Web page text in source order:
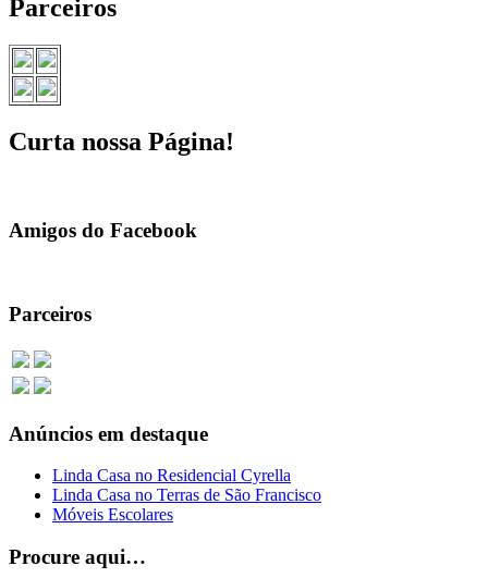
Parceiros
Curta nossa Página!
Amigos do Facebook
Parceiros
Anúncios em destaque
Linda Casa no Residencial Cyrella
Linda Casa no Terras de São Francisco
Móveis Escolares
Procure aqui…